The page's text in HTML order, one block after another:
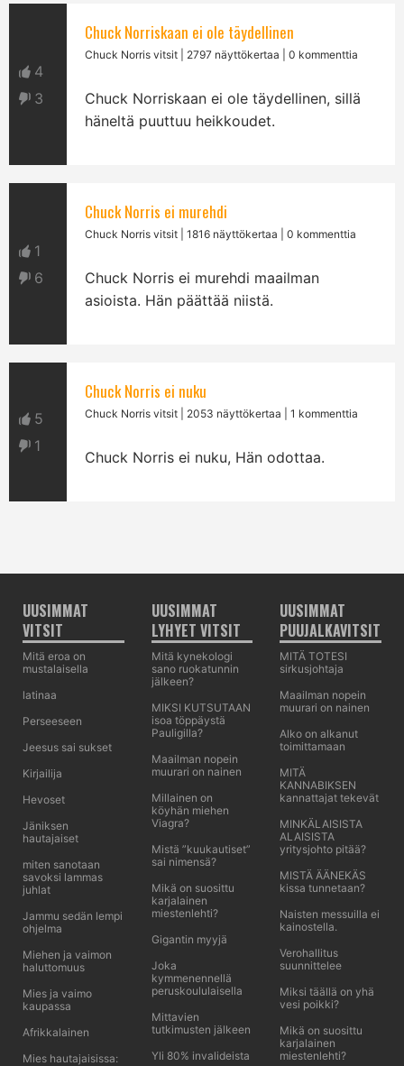
4
3
Chuck Norriskaan ei ole täydellinen
Chuck Norris vitsit | 2797 näyttökertaa | 0 kommenttia
Chuck Norriskaan ei ole täydellinen, sillä
häneltä puuttuu heikkoudet.
1
6
Chuck Norris ei murehdi
Chuck Norris vitsit | 1816 näyttökertaa | 0 kommenttia
Chuck Norris ei murehdi maailman
asioista. Hän päättää niistä.
5
1
Chuck Norris ei nuku
Chuck Norris vitsit | 2053 näyttökertaa | 1 kommenttia
Chuck Norris ei nuku, Hän odottaa.
UUSIMMAT
VITSIT
Mitä eroa on
mustalaisella
latinaa
Perseeseen
Jeesus sai sukset
Kirjailija
Hevoset
Jäniksen
hautajaiset
miten sanotaan
savoksi lammas
juhlat
Jammu sedän lempi
ohjelma
Miehen ja vaimon
haluttomuus
Mies ja vaimo
kaupassa
Afrikkalainen
Mies hautajaisissa:
UUSIMMAT
LYHYET VITSIT
Mitä kynekologi
sano ruokatunnin
jälkeen?
MIKSI KUTSUTAAN
isoa töppäystä
Pauligilla?
Maailman nopein
muurari on nainen
Millainen on
köyhän miehen
Viagra?
Mistä ”kuukautiset”
sai nimensä?
Mikä on suosittu
karjalainen
miestenlehti?
Gigantin myyjä
Joka
kymmenennellä
peruskoululaisella
Mittavien
tutkimusten jälkeen
Yli 80% invalideista
UUSIMMAT
PUUJALKAVITSIT
MITÄ TOTESI
sirkusjohtaja
Maailman nopein
muurari on nainen
Alko on alkanut
toimittamaan
MITÄ
KANNABIKSEN
kannattajat tekevät
MINKÄLAISISTA
ALAISISTA
yritysjohto pitää?
MISTÄ ÄÄNEKÄS
kissa tunnetaan?
Naisten messuilla ei
kainostella.
Verohallitus
suunnittelee
Miksi täällä on yhä
vesi poikki?
Mikä on suosittu
karjalainen
miestenlehti?